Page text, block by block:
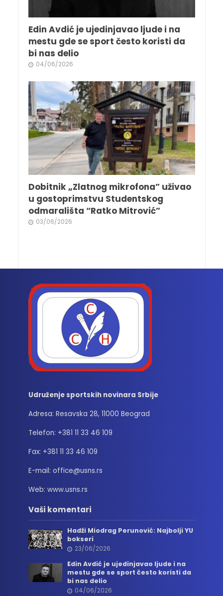
Edin Avdić je ujedinjavao ljude i na
mestu gde se sport često koristi da
bi nas delio
04/06/2026
Dobitnik „Zlatnog mikrofona” uživao
u gostoprimstvu Studentskog
odmarališta “Ratko Mitrović”
03/06/2026
Udruženje sportskih novinara Srbije
Adresa: Resavska 28, 11000 Beograd
Telefon: +381 11 33 46 109
Fax: +381 11 33 46 109
E-mail: office@usns.rs
Web: www.usns.rs
Vaši komentari
Hadži Miodrag Perunović: Najbolji YU
bokseri
23/06/2026
Edin Avdić je ujedinjavao ljude i na
mestu gde se sport često koristi da
bi nas delio
04/06/2026